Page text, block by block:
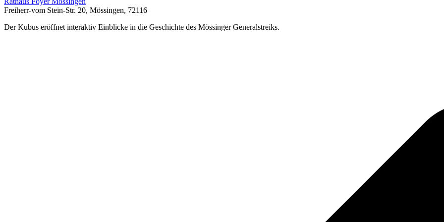
Freiherr-vom Stein-Str. 20, Mössingen, 72116
Der Kubus eröffnet interaktiv Einblicke in die Geschichte des Mössinger Generalstreiks.